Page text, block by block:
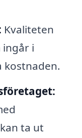
Kvaliteten
ingår i
kostnaden.
ta ut